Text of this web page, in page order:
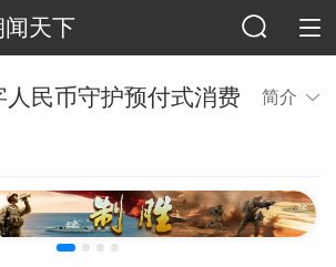
闻天下
民币守护预付式消费
简介